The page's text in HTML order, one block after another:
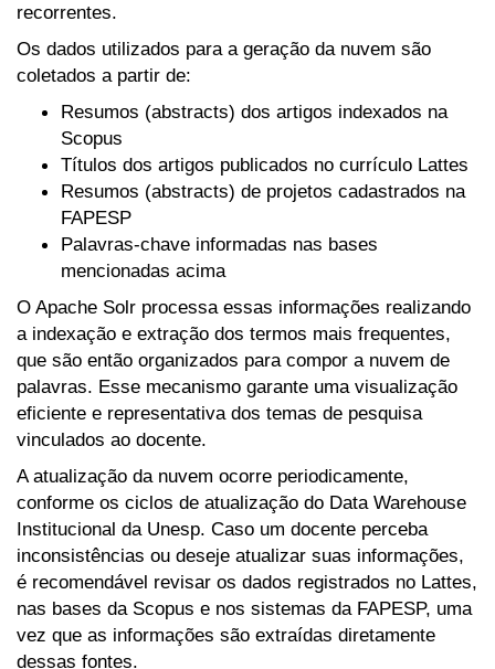
recorrentes.
Os dados utilizados para a geração da nuvem são
coletados a partir de:
Resumos (abstracts) dos artigos indexados na
Scopus
Títulos dos artigos publicados no currículo Lattes
Resumos (abstracts) de projetos cadastrados na
FAPESP
Palavras-chave informadas nas bases
mencionadas acima
O Apache Solr processa essas informações realizando
a indexação e extração dos termos mais frequentes,
que são então organizados para compor a nuvem de
palavras. Esse mecanismo garante uma visualização
eficiente e representativa dos temas de pesquisa
vinculados ao docente.
A atualização da nuvem ocorre periodicamente,
conforme os ciclos de atualização do Data Warehouse
Institucional da Unesp. Caso um docente perceba
inconsistências ou deseje atualizar suas informações,
é recomendável revisar os dados registrados no Lattes,
nas bases da Scopus e nos sistemas da FAPESP, uma
vez que as informações são extraídas diretamente
dessas fontes.